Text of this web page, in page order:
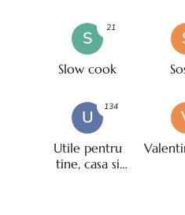
S
Slow cook
21
U
Utile pentru
tine, casa si
134